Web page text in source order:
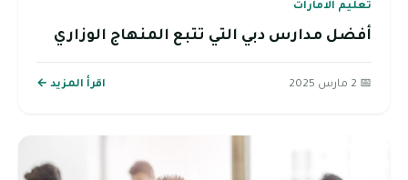
تعليم الامارات
أفضل مدارس دبي التي تتبع المنهاج الوزاري
📅 2 مارس 2025 اقرأ المزيد ←